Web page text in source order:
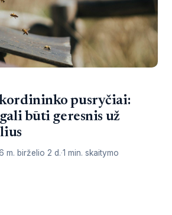
pusryčiai:
būti geresnis už
m. birželio 2 d. 1 min. skaitymo